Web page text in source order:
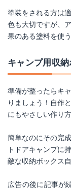
塗装をされる方は
色も大切ですが、
果のある塗料を使
キャンプ用収
準備が整ったらキ
りましょう！自作
にもやさしい作り
簡単なのにその完
トドアキャンプに
敵な収納ボックス
広告の後に記事が